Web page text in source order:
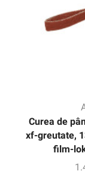
Curea de
xf-greutate,
film-